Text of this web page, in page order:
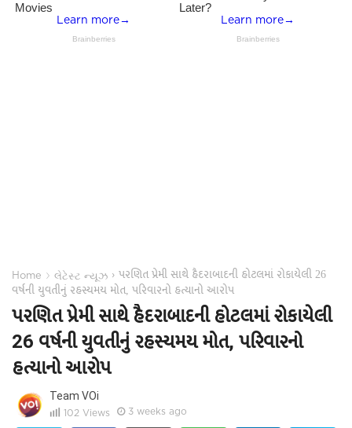
Home › લેટેસ્ટ ન્યૂઝ › પરણિત પ્રેમી સાથે હૈદરાબાદની હોટલમાં રોકાયેલી 26
વર્ષની યુવતીનું રહસ્યમય મોત, પરિવારનો હત્યાનો આરોપ
પરણિત પ્રેમી સાથે હૈદરાબાદની હોટલમાં રોકાયેલી
26 વર્ષની યુવતીનું રહસ્યમય મોત, પરિવારનો
હત્યાનો આરોપ
Team VOi
102 Views 3 weeks ago